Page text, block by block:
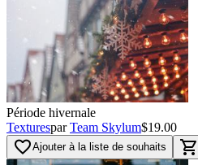
Période hivernale
Texturespar Team Skylum$19.00
favorite_borderAjouter à la liste de souhaits shopping_cart